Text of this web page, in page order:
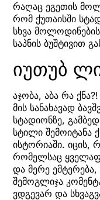
რაღაც ეგეთის
რომ ქუთაისში
სხვა
საპნის ბუშტივით
იუთუბ
აჯობა, აბა რა
მის სანახავად
სტადიონზე,
სტილი
ისტორიაში. იცის,
რომელსაც
და მერე
შემოგლიჯა
ვდგევარ და